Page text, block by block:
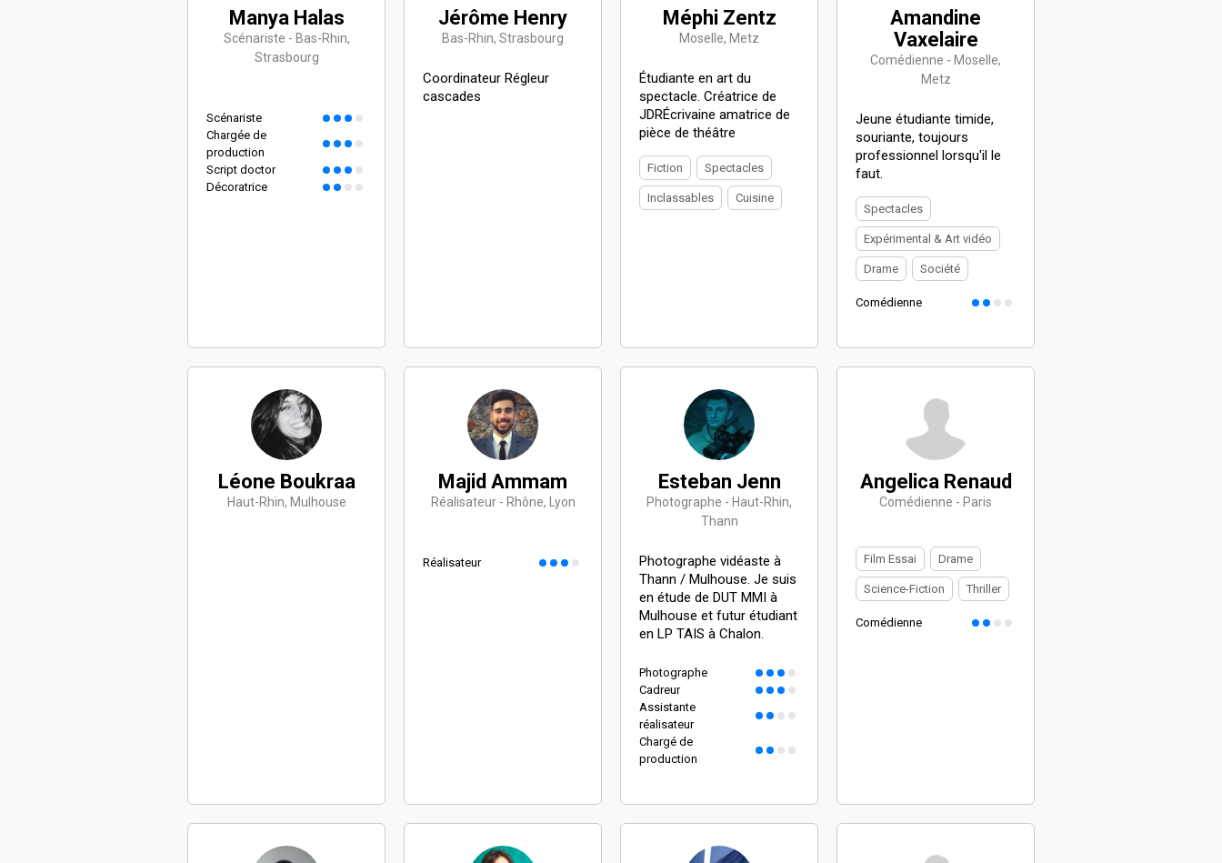
Manya Halas
Scénariste - Bas-Rhin,
Strasbourg
Scénariste
Chargée de
production
Script doctor
Décoratrice
Jérôme Henry
Bas-Rhin, Strasbourg
Coordinateur Régleur
cascades
Méphi Zentz
Moselle, Metz
Étudiante en art du
spectacle. Créatrice de
JDRÉcrivaine amatrice de
pièce de théâtre
Fiction Spectacles
Inclassables Cuisine
Amandine
Vaxelaire
Comédienne - Moselle,
Metz
Jeune étudiante timide,
souriante, toujours
professionnel lorsqu'il le
faut.
Spectacles
Expérimental & Art vidéo
Drame Société
Comédienne
Léone Boukraa
Haut-Rhin, Mulhouse
Majid Ammam
Réalisateur - Rhône, Lyon
Réalisateur
Esteban Jenn
Photographe - Haut-Rhin,
Thann
Photographe vidéaste à
Thann / Mulhouse. Je suis
en étude de DUT MMI à
Mulhouse et futur étudiant
en LP TAIS à Chalon.
Photographe
Cadreur
Assistante
réalisateur
Chargé de
production
Angelica Renaud
Comédienne - Paris
Film Essai Drame
Science-Fiction Thriller
Comédienne